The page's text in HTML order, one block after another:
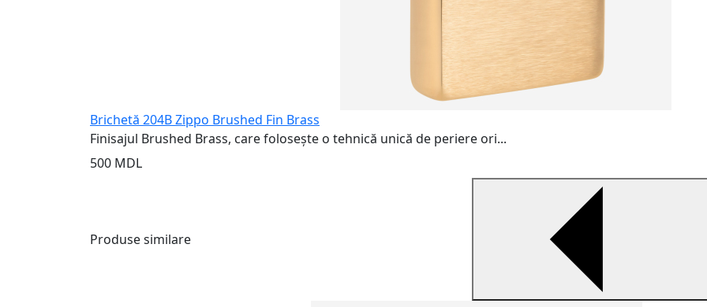
Brichetă 204B Zippo Brushed Fin Brass
Finisajul Brushed Brass, care folosește o tehnică unică de periere ori...
500 MDL
Produse similare